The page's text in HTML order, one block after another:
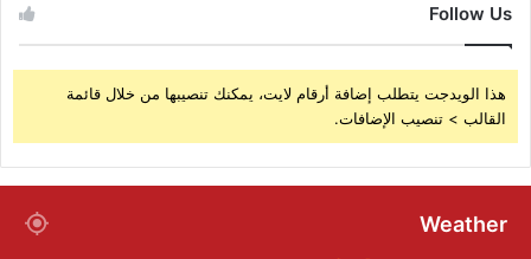
Follow Us
هذا الويدجت يتطلب إضافة أرقام لايت، يمكنك تنصيبها من خلال قائمة
القالب > تنصيب الإضافات.
Weather